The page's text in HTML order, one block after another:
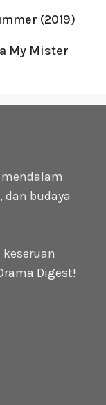
(2019)
My Mister
dan budaya
Digest!